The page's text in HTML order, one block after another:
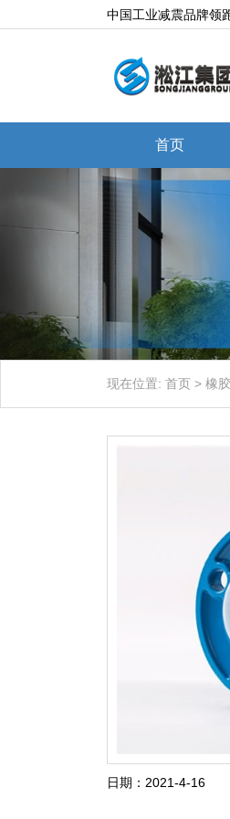
中国工业减震品牌领
首页
现在位置: 首页 > 橡
日期：2021-4-16